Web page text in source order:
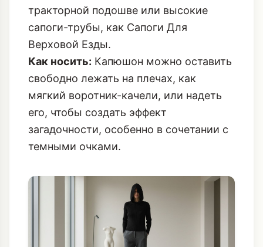
тракторной подошве или высокие
сапоги-трубы, как Сапоги Для
Верховой Езды.
Как носить: Капюшон можно оставить
свободно лежать на плечах, как
мягкий воротник-качели, или надеть
его, чтобы создать эффект
загадочности, особенно в сочетании с
темными очками.